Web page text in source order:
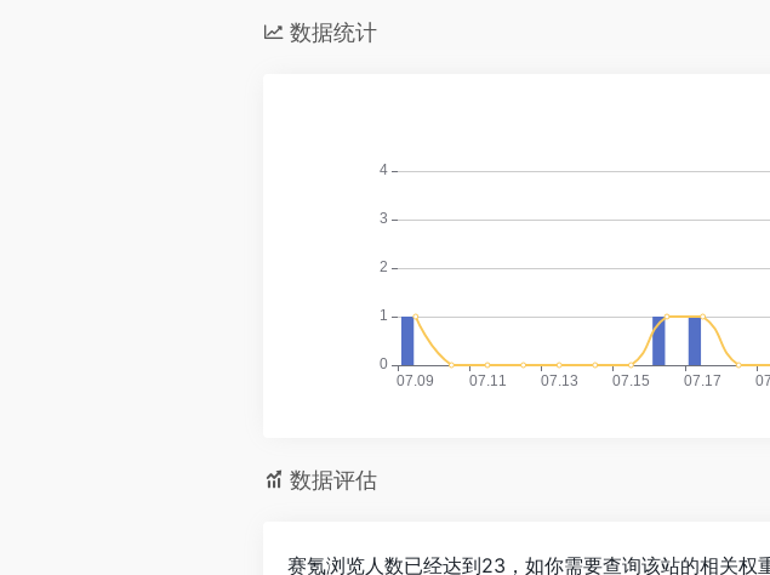
数据统计
数据评估
赛氪浏览人数已经达到23，如你需要查询该站的相关权